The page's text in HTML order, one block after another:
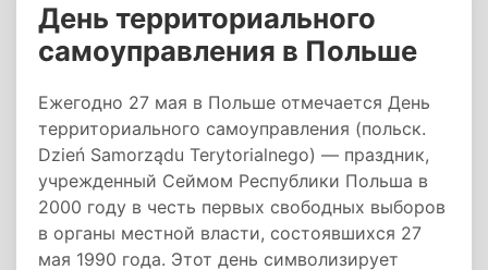
День территориального
самоуправления в Польше
Ежегодно 27 мая в Польше отмечается День
территориального самоуправления (польск.
Dzień Samorządu Terytorialnego) — праздник,
учрежденный Сеймом Республики Польша в
2000 году в честь первых свободных выборов
в органы местной власти, состоявшихся 27
мая 1990 года. Этот день символизирует